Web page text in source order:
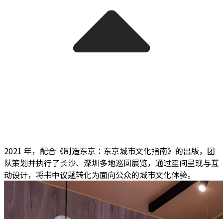
2021 年，配合《制造东京：东京城市文化指南》的出版，团
队策划并执行了长沙、深圳多地巡回展览，通过空间呈现与互
动设计，将书中议题转化为面向公众的城市文化体验。